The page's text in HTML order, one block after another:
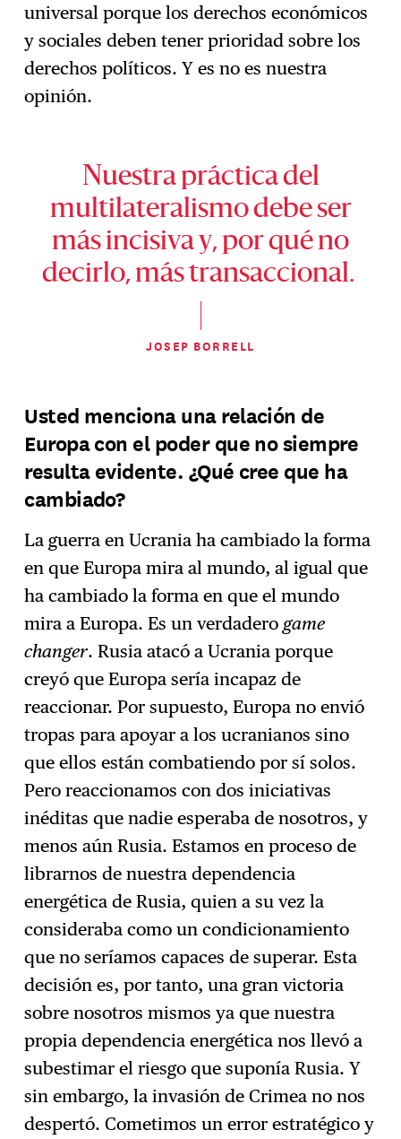
universal porque los derechos económicos
y sociales deben tener prioridad sobre los
derechos políticos. Y es no es nuestra
opinión.
Nuestra práctica del
multilateralismo debe ser
más incisiva y, por qué no
decirlo, más transaccional.
JOSEP BORRELL
Usted menciona una relación de
Europa con el poder que no siempre
resulta evidente. ¿Qué cree que ha
cambiado?
La guerra en Ucrania ha cambiado la forma
en que Europa mira al mundo, al igual que
ha cambiado la forma en que el mundo
mira a Europa. Es un verdadero game
changer. Rusia atacó a Ucrania porque
creyó que Europa sería incapaz de
reaccionar. Por supuesto, Europa no envió
tropas para apoyar a los ucranianos sino
que ellos están combatiendo por sí solos.
Pero reaccionamos con dos iniciativas
inéditas que nadie esperaba de nosotros, y
menos aún Rusia. Estamos en proceso de
librarnos de nuestra dependencia
energética de Rusia, quien a su vez la
consideraba como un condicionamiento
que no seríamos capaces de superar. Esta
decisión es, por tanto, una gran victoria
sobre nosotros mismos ya que nuestra
propia dependencia energética nos llevó a
subestimar el riesgo que suponía Rusia. Y
sin embargo, la invasión de Crimea no nos
despertó. Cometimos un error estratégico y